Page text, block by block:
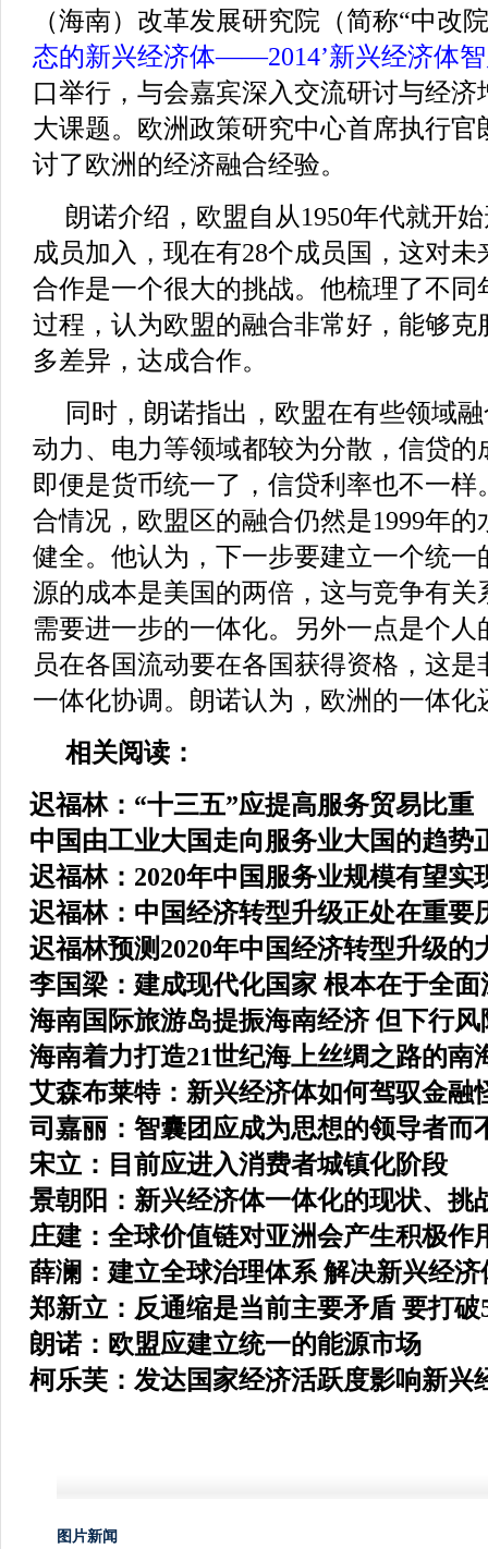
（海南）改革发展研究院（简称“中改
态的新兴经济体——2014’新兴经济体
口举行，与会嘉宾深入交流研讨与经
大课题。欧洲政策研究中心首席执行
讨了欧洲的经济融合经验。
朗诺介绍，欧盟自从1950年代就开
成员加入，现在有28个成员国，这对
合作是一个很大的挑战。他梳理了不同
过程，认为欧盟的融合非常好，能够克
多差异，达成合作。
同时，朗诺指出，欧盟在有些领域
动力、电力等领域都较为分散，信贷的
即便是货币统一了，信贷利率也不一
合情况，欧盟区的融合仍然是1999年
健全。他认为，下一步要建立一个统一
源的成本是美国的两倍，这与竞争有关
需要进一步的一体化。另外一点是个
员在各国流动要在各国获得资格，这
一体化协调。朗诺认为，欧洲的一体
相关阅读：
迟福林：“十三五”应提高服务贸易比重
中国由工业大国走向服务业大国的趋势
迟福林：2020年中国服务业规模有望实
迟福林：中国经济转型升级正处在重要
迟福林预测2020年中国经济转型升级的
李国梁：建成现代化国家 根本在于全面
海南国际旅游岛提振海南经济 但下行风
海南着力打造21世纪海上丝绸之路的南
艾森布莱特：新兴经济体如何驾驭金融
司嘉丽：智囊团应成为思想的领导者而
宋立：目前应进入消费者城镇化阶段
景朝阳：新兴经济体一体化的现状、挑
庄建：全球价值链对亚洲会产生积极作
薛澜：建立全球治理体系 解决新兴经
郑新立：反通缩是当前主要矛盾 要打破
朗诺：欧盟应建立统一的能源市场
柯乐芙：发达国家经济活跃度影响新兴